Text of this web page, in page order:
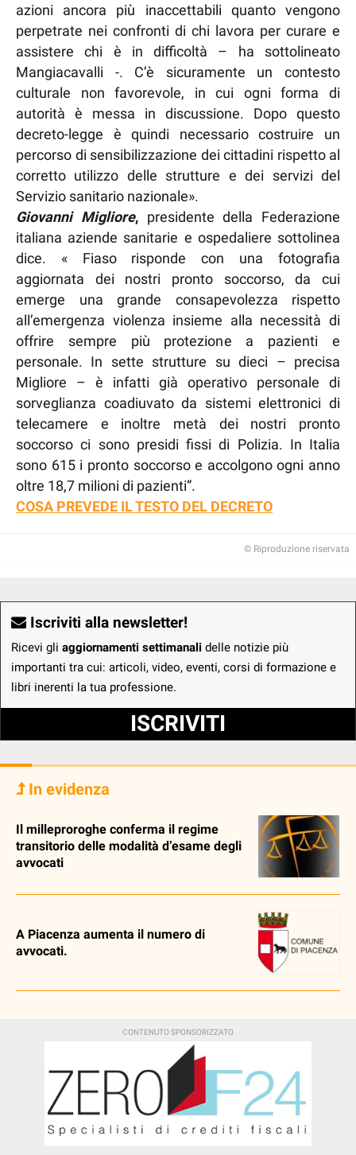
azioni ancora più inaccettabili quanto vengono
perpetrate nei confronti di chi lavora per curare e
assistere chi è in difficoltà – ha sottolineato
Mangiacavalli -. C’è sicuramente un contesto
culturale non favorevole, in cui ogni forma di
autorità è messa in discussione. Dopo questo
decreto-legge è quindi necessario costruire un
percorso di sensibilizzazione dei cittadini rispetto al
corretto utilizzo delle strutture e dei servizi del
Servizio sanitario nazionale».
Giovanni Migliore, presidente della Federazione
italiana aziende sanitarie e ospedaliere sottolinea
dice. « Fiaso risponde con una fotografia
aggiornata dei nostri pronto soccorso, da cui
emerge una grande consapevolezza rispetto
all’emergenza violenza insieme alla necessità di
offrire sempre più protezione a pazienti e
personale. In sette strutture su dieci – precisa
Migliore – è infatti già operativo personale di
sorveglianza coadiuvato da sistemi elettronici di
telecamere e inoltre metà dei nostri pronto
soccorso ci sono presidi fissi di Polizia. In Italia
sono 615 i pronto soccorso e accolgono ogni anno
oltre 18,7 milioni di pazienti”.
COSA PREVEDE IL TESTO DEL DECRETO
© Riproduzione riservata
Iscriviti alla newsletter!
Ricevi gli aggiornamenti settimanali delle notizie più
importanti tra cui: articoli, video, eventi, corsi di formazione e
libri inerenti la tua professione.
ISCRIVITI
In evidenza
Il milleproroghe conferma il regime
transitorio delle modalità d’esame degli
avvocati
A Piacenza aumenta il numero di
avvocati.